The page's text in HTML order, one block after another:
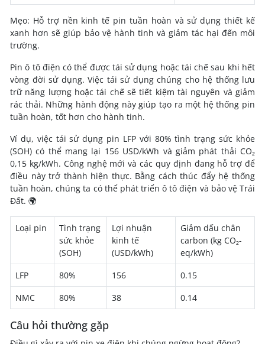
Mẹo: Hỗ trợ nền kinh tế pin tuần hoàn và sử dụng thiết kế
xanh hơn sẽ giúp bảo vệ hành tinh và giảm tác hại đến môi
trường.
Pin ô tô điện có thể được tái sử dụng hoặc tái chế sau khi hết
vòng đời sử dụng. Việc tái sử dụng chúng cho hệ thống lưu
trữ năng lượng hoặc tái chế sẽ tiết kiệm tài nguyên và giảm
rác thải. Những hành động này giúp tạo ra một hệ thống pin
tuần hoàn, tốt hơn cho hành tinh.
Ví dụ, việc tái sử dụng pin LFP với 80% tình trạng sức khỏe
(SOH) có thể mang lại 156 USD/kWh và giảm phát thải CO₂
0,15 kg/kWh. Công nghệ mới và các quy định đang hỗ trợ để
điều này trở thành hiện thực. Bằng cách thúc đẩy hệ thống
tuần hoàn, chúng ta có thể phát triển ô tô điện và bảo vệ Trái
Đất. 🌍
Loại pin
Tình trạng
sức khỏe
(SOH)
Lợi nhuận
kinh tế
(USD/kWh)
Giảm dấu chân
carbon (kg CO₂-
eq/kWh)
LFP
80% 156
0.15
NMC
80% 38 0.14
Câu hỏi thường gặp